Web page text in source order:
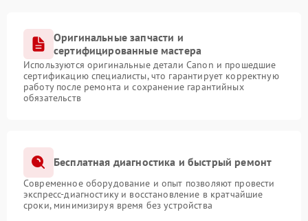
Оригинальные запчасти и
сертифицированные мастера
Используются оригинальные детали Canon и прошедшие
сертификацию специалисты, что гарантирует корректную
работу после ремонта и сохранение гарантийных
обязательств
Бесплатная диагностика и быстрый ремонт
Современное оборудование и опыт позволяют провести
экспресс-диагностику и восстановление в кратчайшие
сроки, минимизируя время без устройства